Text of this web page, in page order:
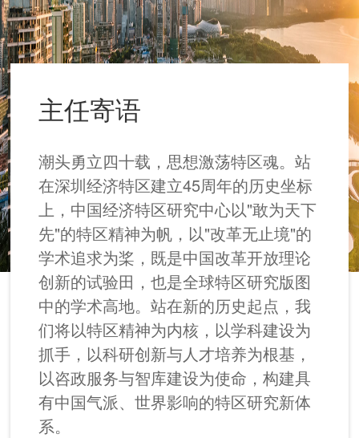
主任寄语
潮头勇立四十载，思想激荡特区魂。站
在深圳经济特区建立45周年的历史坐标
上，中国经济特区研究中心以"敢为天下
先"的特区精神为帆，以"改革无止境"的
学术追求为桨，既是中国改革开放理论
创新的试验田，也是全球特区研究版图
中的学术高地。站在新的历史起点，我
们将以特区精神为内核，以学科建设为
抓手，以科研创新与人才培养为根基，
以咨政服务与智库建设为使命，构建具
有中国气派、世界影响的特区研究新体
系。